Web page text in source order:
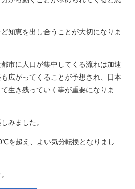
知恵を出し合うことが大切になりま
市に人口が集中してくる流れは加速
広がってくることが予想され、日本
生き残っていく事が重要になりま
みました。
を超え、よい気分転換となりまし